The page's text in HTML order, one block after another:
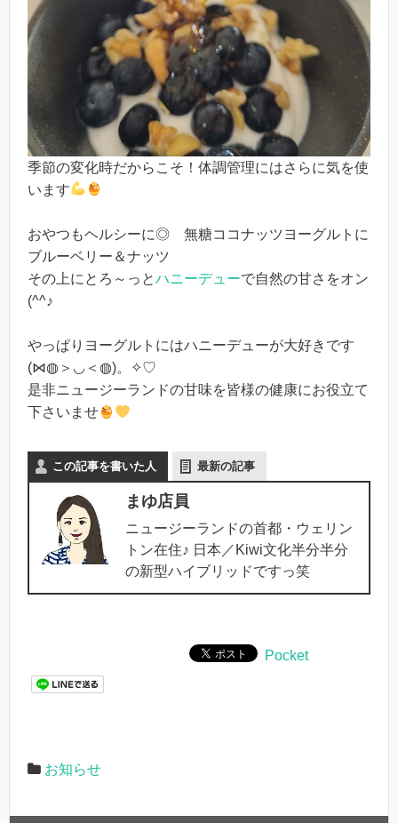
季節の変化時だからこそ！体調管理にはさらに気を使
います
おやつもヘルシーに◎ 無糖ココナッツヨーグルトに
ブルーベリー＆ナッツ
その上にとろ～っとハニーデューで自然の甘さをオン
(^^♪
やっぱりヨーグルトにはハニーデューが大好きです
(⋈◍＞◡＜◍)。✧♡
是非ニュージーランドの甘味を皆様の健康にお役立て
下さいませ
この記事を書いた人 最新の記事
まゆ店員
ニュージーランドの首都・ウェリン
トン在住♪ 日本／Kiwi文化半分半分
の新型ハイブリッドですっ笑
Pocket
お知らせ